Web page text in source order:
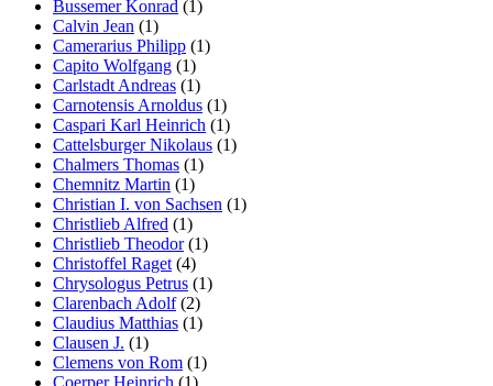
Bussemer Konrad (1)
Calvin Jean (1)
Camerarius Philipp (1)
Capito Wolfgang (1)
Carlstadt Andreas (1)
Carnotensis Arnoldus (1)
Caspari Karl Heinrich (1)
Cattelsburger Nikolaus (1)
Chalmers Thomas (1)
Chemnitz Martin (1)
Christian I. von Sachsen (1)
Christlieb Alfred (1)
Christlieb Theodor(1)
Christoffel Raget (4)
Chrysologus Petrus (1)
Clarenbach Adolf(2)
Claudius Matthias (1)
Clausen J. (1)
Clemens von Rom (1)
Coerper Heinrich (1)